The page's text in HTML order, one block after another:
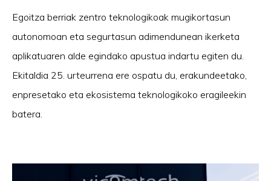
Egoitza berriak zentro teknologikoak mugikortasun
autonomoan eta segurtasun adimendunean ikerketa
aplikatuaren alde egindako apustua indartu egiten du.
Ekitaldia 25. urteurrena ere ospatu du, erakundeetako,
enpresetako eta ekosistema teknologikoko eragileekin
batera.